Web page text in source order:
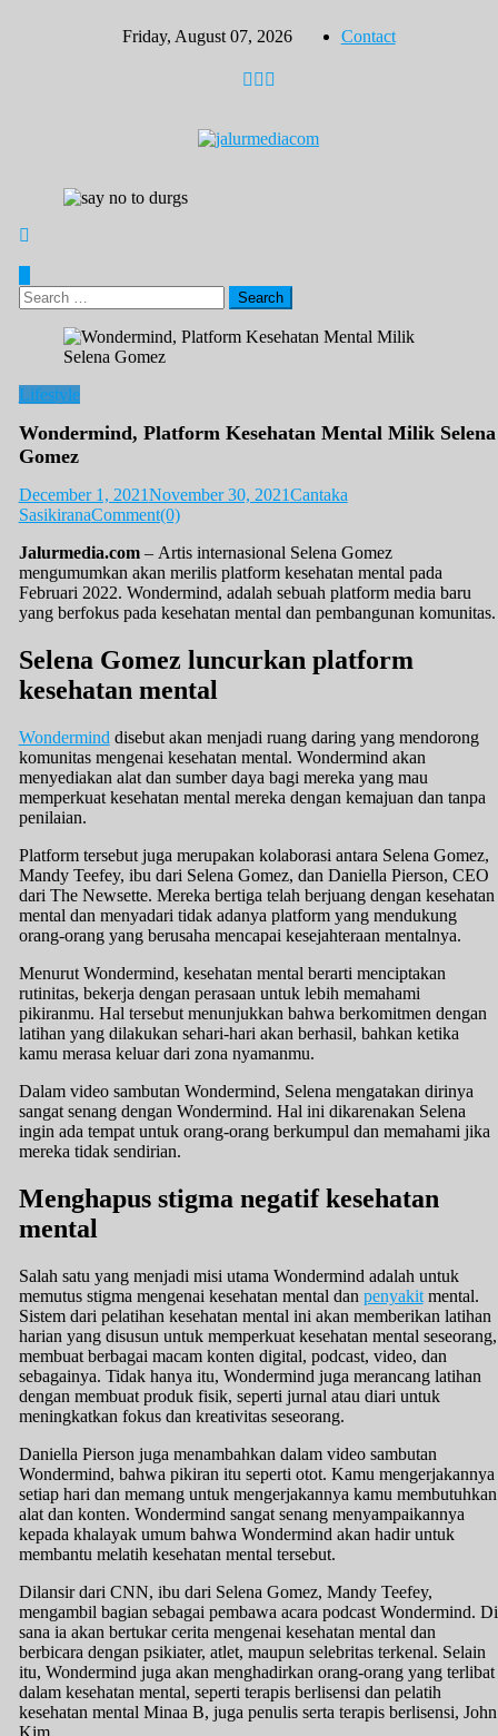
Friday, August 07, 2026 Contact
Search
for:
Lifestyle
Wondermind, Platform Kesehatan Mental Milik Selena
Gomez
December 1, 2021November 30, 2021Cantaka
SasikiranaComment(0)
Jalurmedia.com– Artis internasional Selena Gomez
mengumumkan akan merilis platform kesehatan mental pada
Februari 2022. Wondermind, adalah sebuah platform media baru
yang berfokus pada kesehatan mental dan pembangunan komunitas.
Selena Gomez luncurkan platform
kesehatan mental
Wondermind disebut akan menjadi ruang daring yang mendorong
komunitas mengenai kesehatan mental. Wondermind akan
menyediakan alat dan sumber daya bagi mereka yang mau
memperkuat kesehatan mental mereka dengan kemajuan dan tanpa
penilaian.
Platform tersebut juga merupakan kolaborasi antara Selena Gomez,
Mandy Teefey, ibu dari Selena Gomez, dan Daniella Pierson, CEO
dari The Newsette. Mereka bertiga telah berjuang dengan kesehatan
mental dan menyadari tidak adanya platform yang mendukung
orang-orang yang berusaha mencapai kesejahteraan mentalnya.
Menurut Wondermind, kesehatan mental berarti menciptakan
rutinitas, bekerja dengan perasaan untuk lebih memahami
pikiranmu. Hal tersebut menunjukkan bahwa berkomitmen dengan
latihan yang dilakukan sehari-hari akan berhasil, bahkan ketika
kamu merasa keluar dari zona nyamanmu.
Dalam video sambutan Wondermind, Selena mengatakan dirinya
sangat senang dengan Wondermind. Hal ini dikarenakan Selena
ingin ada tempat untuk orang-orang berkumpul dan memahami jika
mereka tidak sendirian.
Menghapus stigma negatif kesehatan
mental
Salah satu yang menjadi misi utama Wondermind adalah untuk
memutus stigma mengenai kesehatan mental dan penyakitmental.
Sistem dari pelatihan kesehatan mental ini akan memberikan latihan
harian yang disusun untuk memperkuat kesehatan mental seseorang,
membuat berbagai macam konten digital, podcast, video, dan
sebagainya. Tidak hanya itu, Wondermind juga merancang latihan
dengan membuat produk fisik, seperti jurnal atau diari untuk
meningkatkan fokus dan kreativitas seseorang.
Daniella Pierson juga menambahkan dalam video sambutan
Wondermind, bahwa pikiran itu seperti otot. Kamu mengerjakannya
setiap hari dan memang untuk mengerjakannya kamu membutuhkan
alat dan konten. Wondermind sangat senang menyampaikannya
kepada khalayak umum bahwa Wondermind akan hadir untuk
membantu melatih kesehatan mental tersebut.
Dilansir dari CNN, ibu dari Selena Gomez, Mandy Teefey,
mengambil bagian sebagai pembawa acara podcast Wondermind. Di
sana ia akan bertukar cerita mengenai kesehatan mental dan
berbicara dengan psikiater, atlet, maupun selebritas terkenal. Selain
itu, Wondermind juga akan menghadirkan orang-orang yang terlibat
dalam kesehatan mental, seperti terapis berlisensi dan pelatih
kesehatan mental Minaa B, juga penulis serta terapis berlisensi, John
Kim.